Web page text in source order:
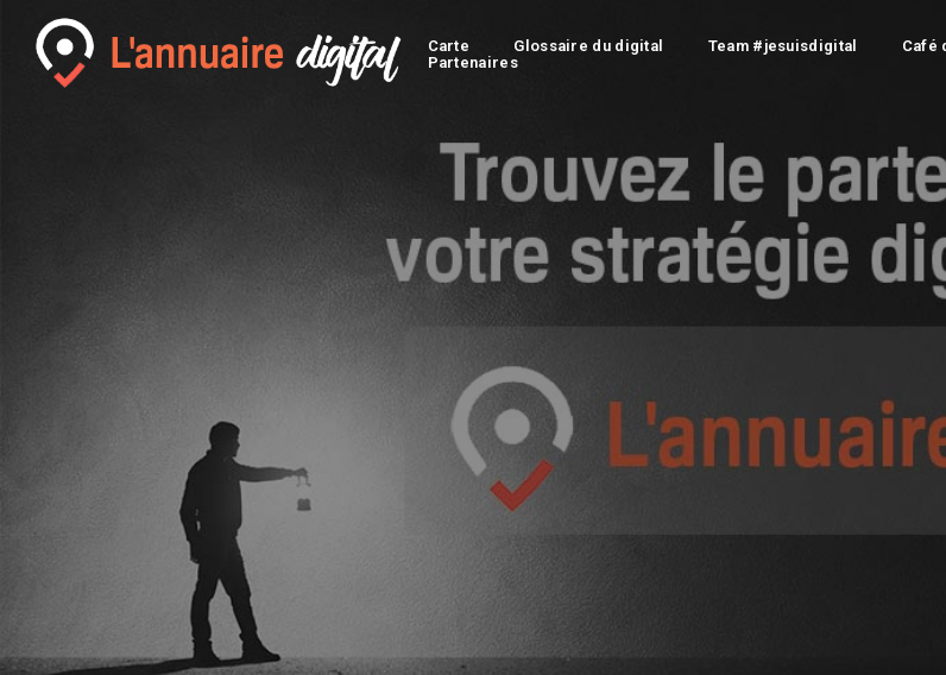
Carte Glossaire du digital Team #jesuisdigital Café
Partenaires